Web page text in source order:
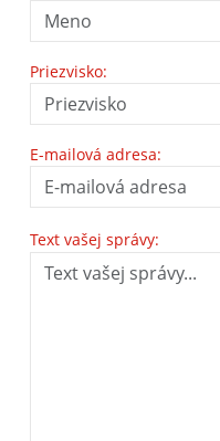
Priezvisko:
E-mailová adresa:
Text vašej správy: